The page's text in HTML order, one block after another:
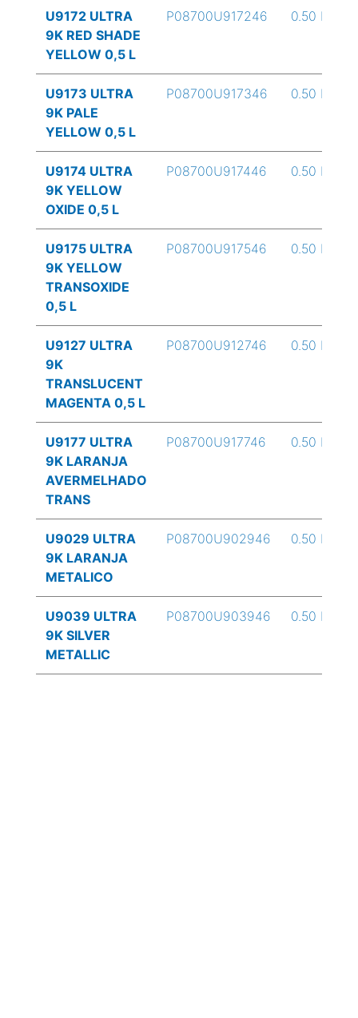
U9172 ULTRA
9K RED SHADE
YELLOW 0,5 L
P08700U917246 0.50 L
U9173 ULTRA
9K PALE
YELLOW 0,5 L
P08700U917346 0.50 L
U9174 ULTRA
9K YELLOW
OXIDE 0,5 L
P08700U917446 0.50 L
U9175 ULTRA
9K YELLOW
TRANSOXIDE
0,5 L
P08700U917546 0.50 L
U9127 ULTRA
9K
TRANSLUCENT
MAGENTA 0,5 L
P08700U912746 0.50 L
U9177 ULTRA
9K LARANJA
AVERMELHADO
TRANS
P08700U917746 0.50 L
U9029 ULTRA
9K LARANJA
METALICO
P08700U902946 0.50 L
U9039 ULTRA
9K SILVER
METALLIC
P08700U903946 0.50 L